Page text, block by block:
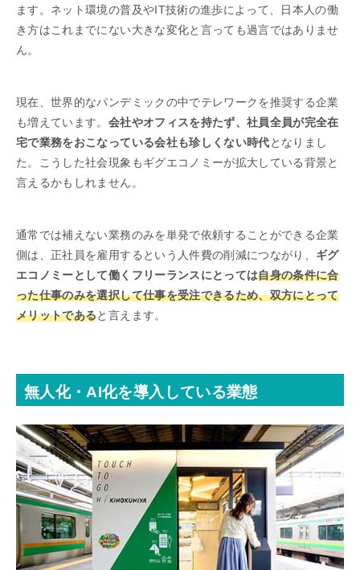
ます。ネット環境の普及やIT技術の進歩によって、日本人の働
き方はこれまでにない大きな変化と言っても過言ではありませ
ん。
現在、世界的なパンデミックの中でテレワークを推奨する企業
も増えています。 会社やオフィスを持たず、社員全員が完全在
宅で業務をおこなっている会社も珍しくない時代となりまし
た。こうした社会現象もギグエコノミーが拡大している背景と
言えるかもしれません。
通常では補えない業務のみを単発で依頼することができる企業
側は、正社員を雇用するという人件費の削減につながり、 ギグ
エコノミーとして働くフリーランスにとっては自身の条件に合
った仕事のみを選択して仕事を受注できるため、双方にとって
メリットであると言えます。
無人化・AI化を導入している業態